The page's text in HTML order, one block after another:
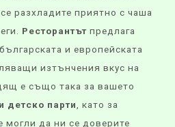
разхладите приятно с чаша
Ресторантът предлага
и европейската
изтънчения вкус на
е също така за вашето
детско парти
, като за
могли да ни се доверите